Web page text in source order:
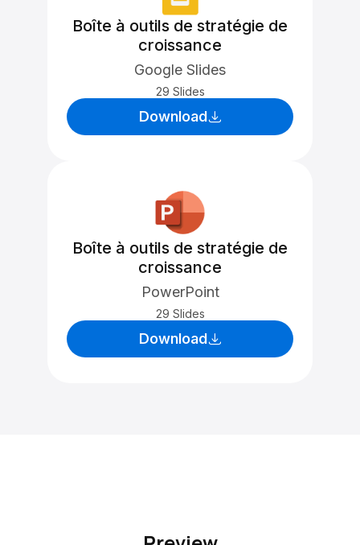
Boîte à outils de stratégie de
croissance
Google Slides
29 Slides
Download
Boîte à outils de stratégie de
croissance
PowerPoint
29 Slides
Download